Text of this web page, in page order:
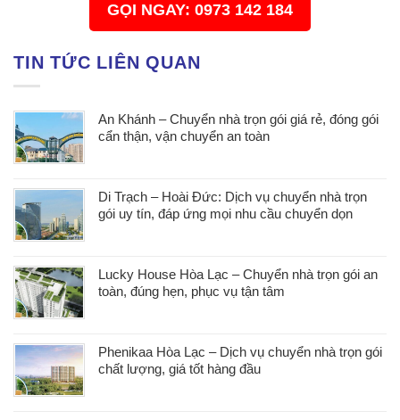
GỌI NGAY: 0973 142 184
TIN TỨC LIÊN QUAN
An Khánh – Chuyển nhà trọn gói giá rẻ, đóng gói
cẩn thận, vận chuyển an toàn
Di Trạch – Hoài Đức: Dịch vụ chuyển nhà trọn
gói uy tín, đáp ứng mọi nhu cầu chuyển dọn
Lucky House Hòa Lạc – Chuyển nhà trọn gói an
toàn, đúng hẹn, phục vụ tận tâm
Phenikaa Hòa Lạc – Dịch vụ chuyển nhà trọn gói
chất lượng, giá tốt hàng đầu